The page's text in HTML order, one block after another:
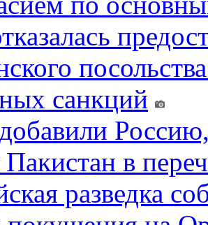
санкций
в
разведка